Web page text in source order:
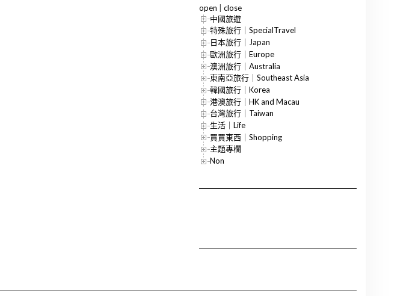
open
close
中國旅遊
特殊旅行｜SpecialTravel
日本旅行｜Japan
歐洲旅行｜Europe
澳洲旅行｜Australia
東南亞旅行｜Southeast Asia
韓國旅行｜Korea
港澳旅行｜HK and Macau
台灣旅行｜Taiwan
生活｜Life
買買東西｜Shopping
主題專欄
Non